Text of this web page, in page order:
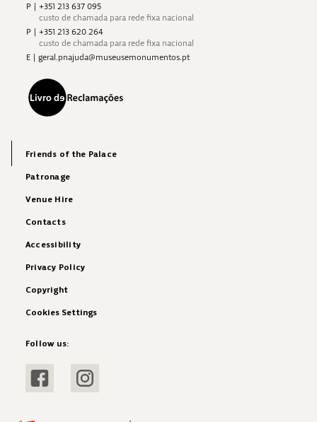
P | +351 213 637 095
custo de chamada para rede fixa nacional
P | +351 213 620 264
custo de chamada para rede fixa nacional
E | geral.pnajuda@museusemonumentos.pt
Friends of the Palace
Patronage
Venue Hire
Contacts
Accessibility
Privacy Policy
Copyright
Cookies Settings
Follow us:
Visit FacebookVisit Instagram